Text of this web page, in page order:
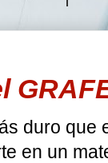
duro que
en un